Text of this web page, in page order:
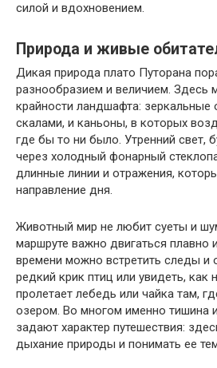
силой и вдохновением.
Природа и живые
Дикая природа плато Путорана
разнообразием и величием. Здесь
крайности ландшафта: зеркальные
скалами, и каньоны, в которых
где бы то ни было. Утренний свет,
через холодный фонарный
длинные линии и отражения,
направление дня.
Животный мир не любит суеты и
маршруте важно двигаться плавно
времени можно встретить следы и
редкий крик птиц или увидеть, как
пролетает лебедь или чайка там,
озером. Во многом именно тишина
задают характер путешествия:
дыхание природы и понимать ее